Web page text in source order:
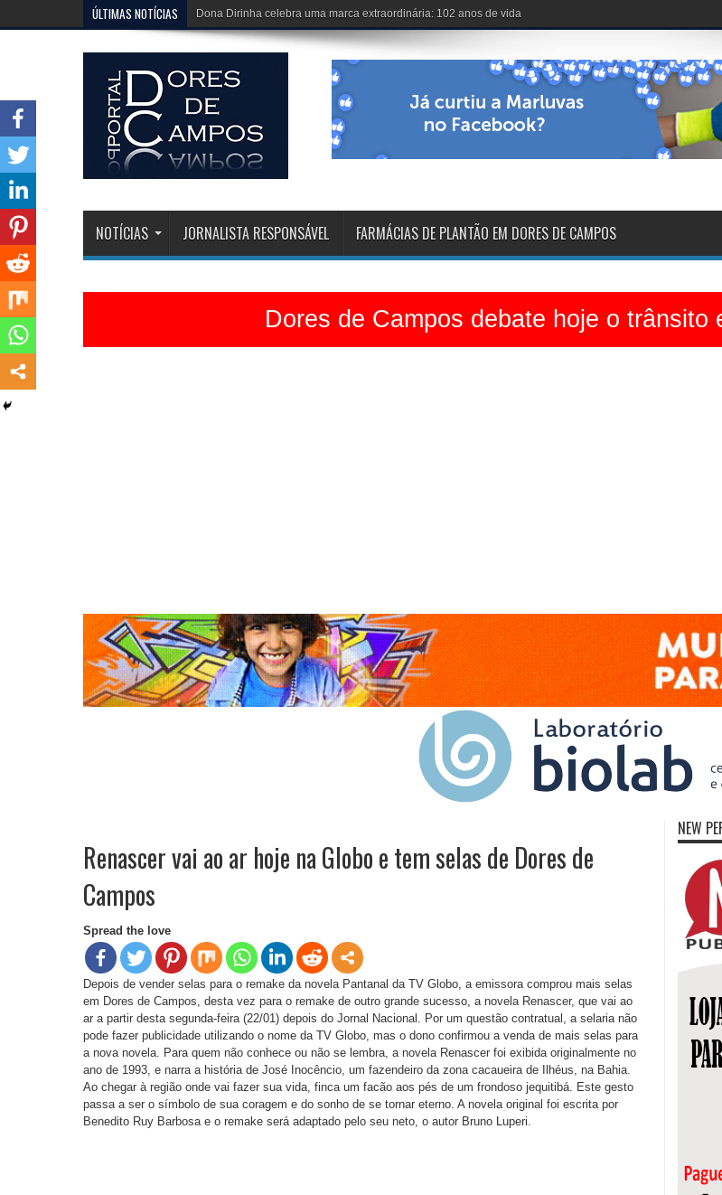
ÚLTIMAS NOTÍCIAS Dona Dirinha celebra uma marca extraordinária: 102 anos de vida
NOTÍCIAS JORNALISTA RESPONSÁVEL FARMÁCIAS DE PLANTÃO EM DORES DE CAMPOS
Dores de Campos debate hoje o trânsito
Renascer vai ao ar hoje na Globo e tem selas de Dores de
Campos
Spread the love
Depois de vender selas para o remake da novela Pantanal da TV Globo, a emissora comprou mais selas
em Dores de Campos, desta vez para o remake de outro grande sucesso, a novela Renascer, que vai ao
ar a partir desta segunda-feira (22/01) depois do Jornal Nacional. Por um questão contratual, a selaria não
pode fazer publicidade utilizando o nome da TV Globo, mas o dono confirmou a venda de mais selas para
a nova novela. Para quem não conhece ou não se lembra, a novela Renascer foi exibida originalmente no
ano de 1993, e narra a história de José Inocêncio, um fazendeiro da zona cacaueira de Ilhéus, na Bahia.
Ao chegar à região onde vai fazer sua vida, finca um facão aos pés de um frondoso jequitibá. Este gesto
passa a ser o símbolo de sua coragem e do sonho de se tornar eterno. A novela original foi escrita por
Benedito Ruy Barbosa e o remake será adaptado pelo seu neto, o autor Bruno Luperi.
NEW